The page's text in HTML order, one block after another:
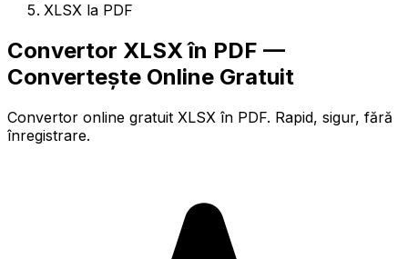
XLSX la PDF
Convertor XLSX în PDF —
Convertește Online Gratuit
Convertor online gratuit XLSX în PDF. Rapid, sigur, fără
înregistrare.